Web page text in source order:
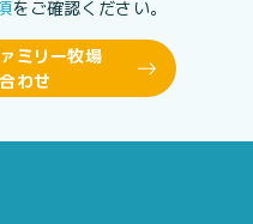
をご確認ください。
ミリー牧場
わせ